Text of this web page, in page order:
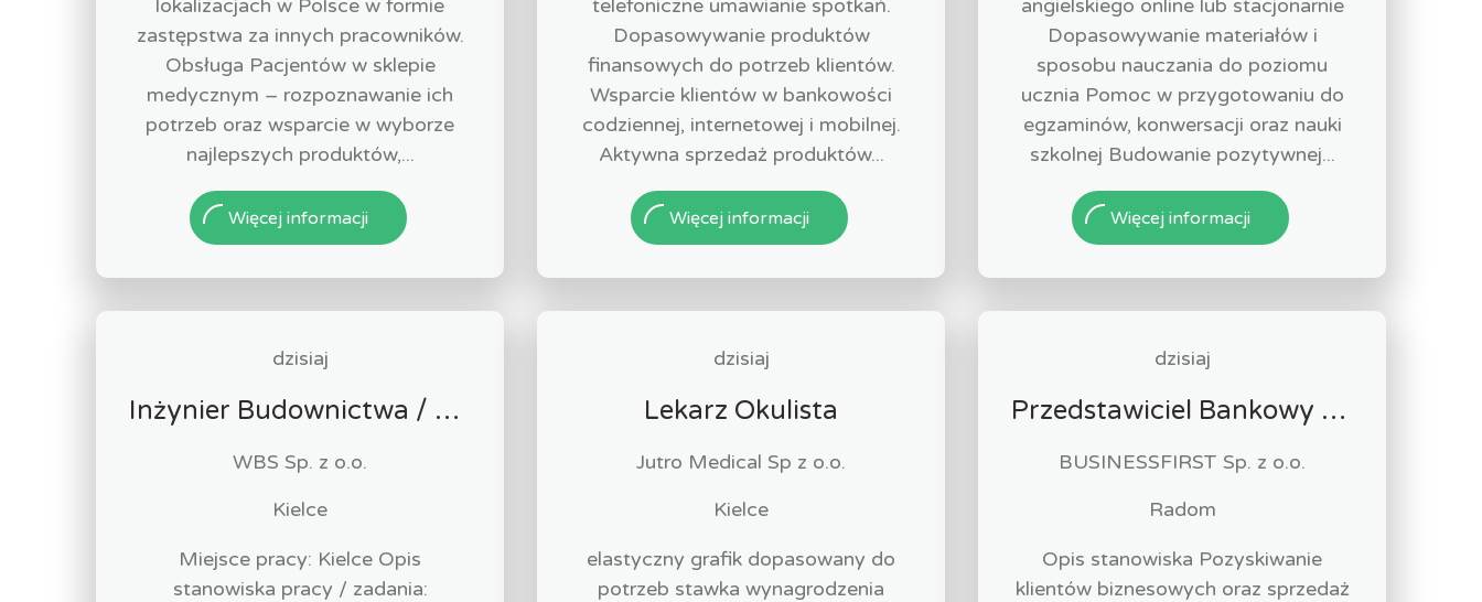
lokalizacjach w Polsce w formie
zastępstwa za innych pracowników.
Obsługa Pacjentów w sklepie
medycznym – rozpoznawanie ich
potrzeb oraz wsparcie w wyborze
najlepszych produktów,...
Więcej informacji
telefoniczne umawianie spotkań.
Dopasowywanie produktów
finansowych do potrzeb klientów.
Wsparcie klientów w bankowości
codziennej, internetowej i mobilnej.
Aktywna sprzedaż produktów...
Więcej informacji
angielskiego online lub stacjonarnie
Dopasowywanie materiałów i
sposobu nauczania do poziomu
ucznia Pomoc w przygotowaniu do
egzaminów, konwersacji oraz nauki
szkolnej Budowanie pozytywnej...
Więcej informacji
dzisiaj
Inżynier Budownictwa / Konstruktor (k/m/n)
WBS Sp. z o.o.
Kielce
Miejsce pracy: Kielce Opis
stanowiska pracy / zadania:
dzisiaj
Lekarz Okulista
Jutro Medical Sp z o.o.
Kielce
elastyczny grafik dopasowany do
potrzeb stawka wynagrodzenia
dzisiaj
Przedstawiciel Bankowy / Przedstawicielka Bankowa sektor MŚP
BUSINESSFIRST Sp. z o.o.
Radom
Opis stanowiska Pozyskiwanie
klientów biznesowych oraz sprzedaż